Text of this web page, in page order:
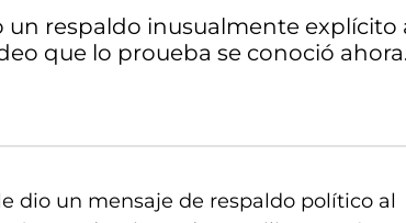
un respaldo inusualmente
que lo proueba se conoció ahora.
dio un mensaje de respaldo político al